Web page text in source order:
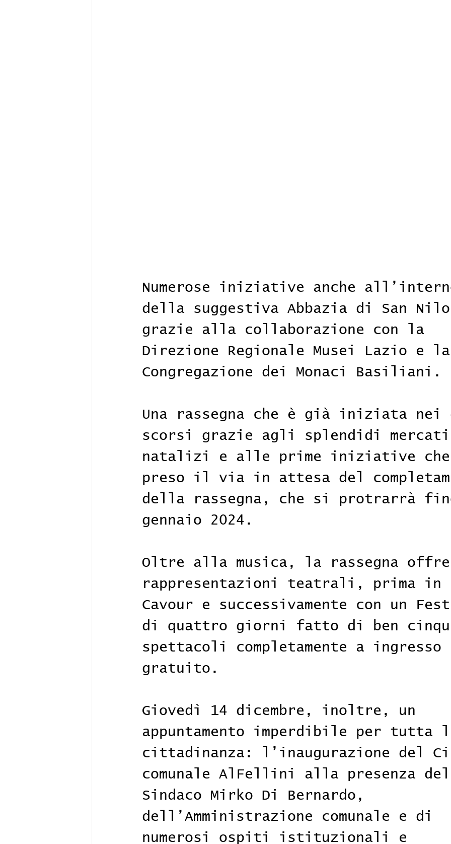
Numerose iniziative anche
della suggestiva Abbazia di San
grazie alla collaborazione con la
Direzione Regionale Musei Lazio e la
Congregazione dei Monaci Basiliani.
Una rassegna che è già iniziata
scorsi grazie agli splendidi
natalizi e alle prime iniziative che
preso il via in attesa del
della rassegna, che si protrarrà
gennaio 2024.
Oltre alla musica, la rassegna
rappresentazioni teatrali, prima in
Cavour e successivamente con un
di quattro giorni fatto di ben
spettacoli completamente a ingresso
gratuito.
Giovedì 14 dicembre, inoltre, un
appuntamento imperdibile per tutta
cittadinanza: l’inaugurazione del
comunale AlFellini alla presenza del
Sindaco Mirko Di Bernardo,
dell’Amministrazione comunale e di
numerosi ospiti istituzionali e